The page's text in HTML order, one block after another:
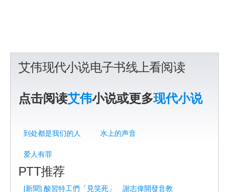
艾伟现代小说电子书线上看阅读
点击阅读艾伟小说或更多现代小说
到处都是我们的人 水上的声音
爱人有罪
PTT推荐
[新聞] 酸習特工們「見笑死」 謝志偉開發音教